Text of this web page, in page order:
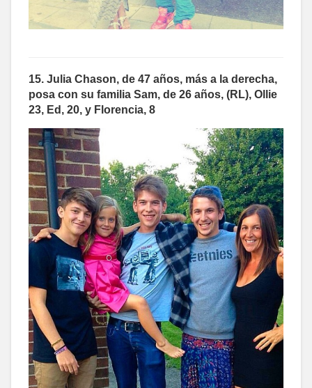
15. Julia Chason, de 47 años, más a la derecha,
posa con su familia Sam, de 26 años, (RL), Ollie
23, Ed, 20, y Florencia, 8